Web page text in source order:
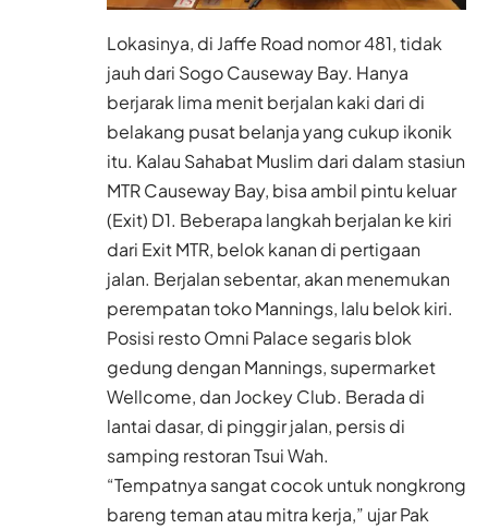
Lokasinya, di Jaffe Road nomor 481, tidak
jauh dari Sogo Causeway Bay. Hanya
berjarak lima menit berjalan kaki dari di
belakang pusat belanja yang cukup ikonik
itu. Kalau Sahabat Muslim dari dalam stasiun
MTR Causeway Bay, bisa ambil pintu keluar
(Exit) D1. Beberapa langkah berjalan ke kiri
dari Exit MTR, belok kanan di pertigaan
jalan. Berjalan sebentar, akan menemukan
perempatan toko Mannings, lalu belok kiri.
Posisi resto Omni Palace segaris blok
gedung dengan Mannings, supermarket
Wellcome, dan Jockey Club. Berada di
lantai dasar, di pinggir jalan, persis di
samping restoran Tsui Wah.
“Tempatnya sangat cocok untuk nongkrong
bareng teman atau mitra kerja,” ujar Pak